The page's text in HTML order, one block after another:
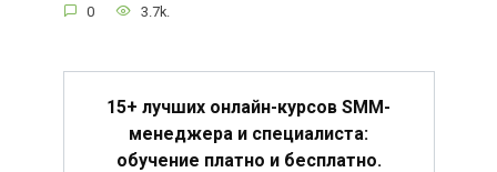
0 3.7k.
15+ лучших онлайн-курсов SMM-
менеджера и специалиста:
обучение платно и бесплатно.